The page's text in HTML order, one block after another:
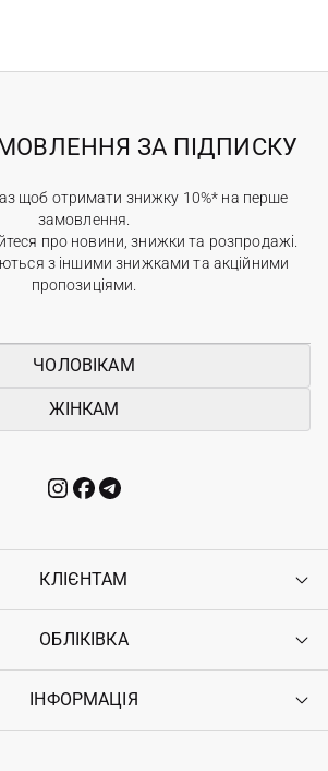
ЗА ПІДПИСКУ
щоб отримати знижку 10%* на перше
замовлення.
про новини, знижки та розпродажі.
з іншими знижками та акційними
пропозиціями.
ЧОЛОВІКАМ
ЖІНКАМ
КЛІЄНТАМ
Контакти
Повернення
Гарантія
ОБЛІКІВКА
Увійти
ІНФОРМАЦІЯ